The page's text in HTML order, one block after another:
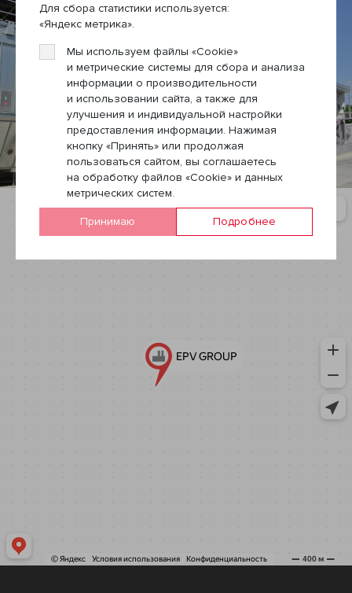
Для сбора статистики используется:
«Яндекс метрика».
Мы используем файлы «Cookie»
и метрические системы для сбора и анализа
информации о производительности
и использовании сайта, а также для
улучшения и индивидуальной настройки
предоставления информации. Нажимая
кнопку «Принять» или продолжая
пользоваться сайтом, вы соглашаетесь
на обработку файлов «Cookie» и данных
метрических систем.
Принимаю Подробнее